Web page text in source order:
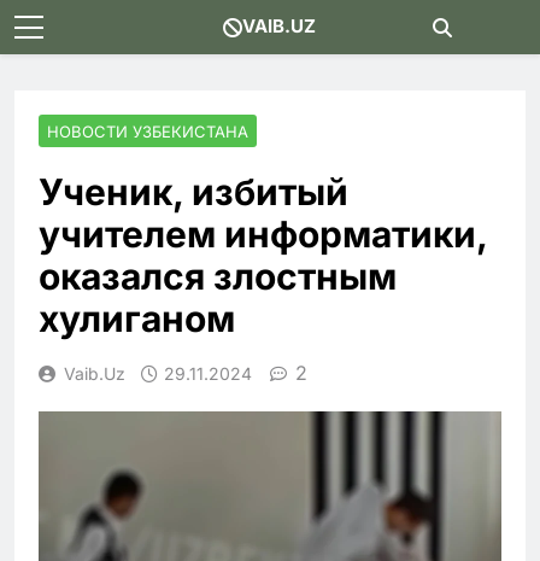
Skip
to
VAIB.UZ
НОВОСТИ УЗБЕКИСТАНА
Ученик, избитый
учителем информатики,
оказался злостным
хулиганом
Vaib.uz 29.11.2024 2